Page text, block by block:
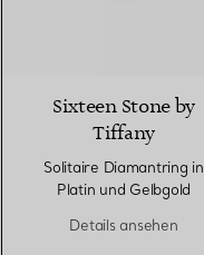
Sixteen Stone by
Tiffany
Solitaire Diamantring in
Platin und Gelbgold
Details ansehen